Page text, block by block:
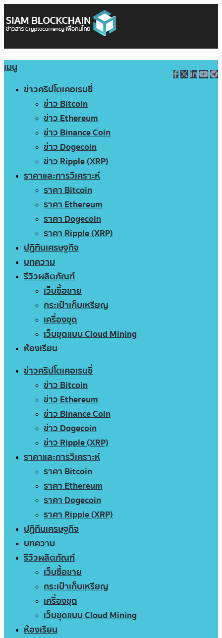
เมนู
ข่าวคริปโตเคอเรนซี่
ข่าว Bitcoin
ข่าว Ethereum
ข่าว Binance Coin
ข่าว Dogecoin
ข่าว Ripple (XRP)
ราคาและการวิเคราะห์
ราคา Bitcoin
ราคา Ethereum
ราคา Dogecoin
ราคา Ripple (XRP)
ปฏิทินเศรษฐกิจ
บทความ
รีวิวผลิตภัณฑ์
เว็บซื้อขาย
กระเป๋าเก็บเหรียญ
เครื่องขุด
เว็บขุดแบบ Cloud Mining
ห้องเรียน
ข่าวคริปโตเคอเรนซี่
ข่าว Bitcoin
ข่าว Ethereum
ข่าว Binance Coin
ข่าว Dogecoin
ข่าว Ripple (XRP)
ราคาและการวิเคราะห์
ราคา Bitcoin
ราคา Ethereum
ราคา Dogecoin
ราคา Ripple (XRP)
ปฏิทินเศรษฐกิจ
บทความ
รีวิวผลิตภัณฑ์
เว็บซื้อขาย
กระเป๋าเก็บเหรียญ
เครื่องขุด
เว็บขุดแบบ Cloud Mining
ห้องเรียน